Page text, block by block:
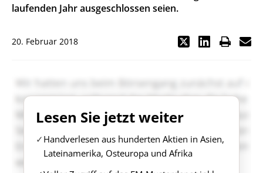
laufenden Jahr ausgeschlossen seien.
20. Februar 2018
Lesen Sie jetzt weiter
Handverlesen aus hunderten Aktien in Asien,
Lateinamerika, Osteuropa und Afrika